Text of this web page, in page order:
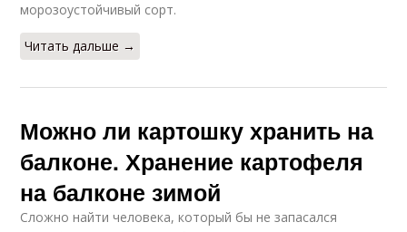
морозоустойчивый сорт.
Читать дальше →
Можно ли картошку хранить на
балконе. Хранение картофеля
на балконе зимой
Сложно найти человека, который бы не запасался